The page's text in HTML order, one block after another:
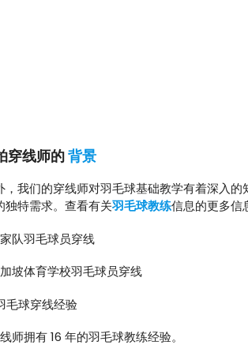
穿线师的背景
，我们的穿线师对羽毛球基础教学有着深入的
独特需求。查看有关羽毛球教练信息的更多信
队羽毛球员穿线
坡体育学校羽毛球员穿线
毛球穿线经验
师拥有 16 年的羽毛球教练经验。